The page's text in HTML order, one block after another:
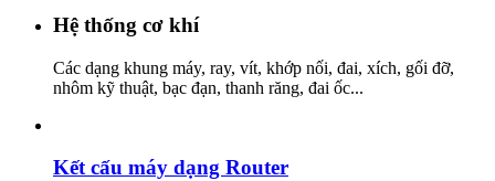
Hệ thống cơ khí
Các dạng khung máy, ray, vít, khớp nối, đai, xích, gối đỡ,
nhôm kỹ thuật, bạc đạn, thanh răng, đai ốc...
Kết cấu máy dạng Router